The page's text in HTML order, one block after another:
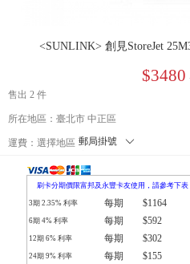
<SUNLINK> 創見StoreJet
$3480
售出 2 件
所在地區：臺北市 中正區
運費： 選擇地區 郵局掛號 󰄘
7-11取貨
刷卡分期價限富邦及永豐卡友使用，請參考下表
3期 2.35% 利率 每期 $1164
6期 4% 利率 每期 $592
12期 6% 利率 每期 $302
24期 9% 利率 每期 $155